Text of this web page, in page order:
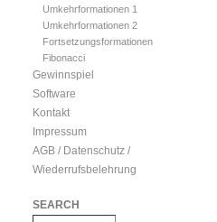
Umkehrformationen 1
Umkehrformationen 2
Fortsetzungsformationen
Fibonacci
Gewinnspiel
Software
Kontakt
Impressum
AGB / Datenschutz /
Wiederrufsbelehrung
SEARCH